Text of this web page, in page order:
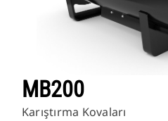
MB200
Karıştırma Kovaları